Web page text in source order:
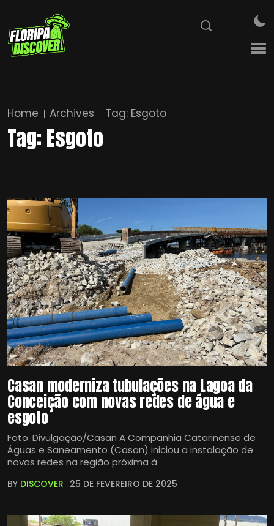
Home Archives Tag: Esgoto
Tag:Esgoto
Casan moderniza tubulações na Lagoa da
Conceição com novas redes de água e
esgoto
Foto: Divulgação/Casan A Companhia Catarinense de
Águas e Saneamento (Casan) iniciou a instalação de
novas redes na região próxima à
BY DISCOVER 25 DE FEVEREIRO DE 2025